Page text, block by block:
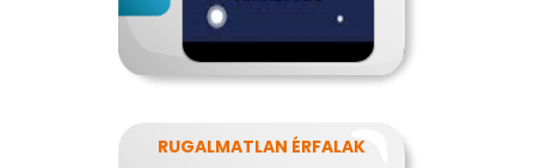
RUGALMATLAN ÉRFALAK